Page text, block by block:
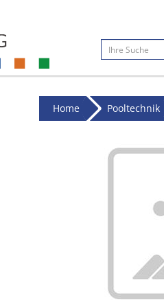
Home Pooltechnik